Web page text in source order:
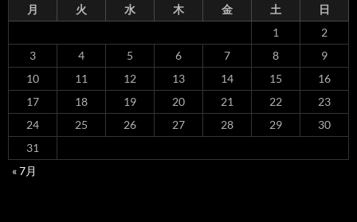
月 火 水 木 金 土
日
1
2
3
4 5 6 7 8
9
10
11 12 13 14 15
16
17
18 19 20 21 22
23
24
25 26 27 28 29
30
31
« 7月